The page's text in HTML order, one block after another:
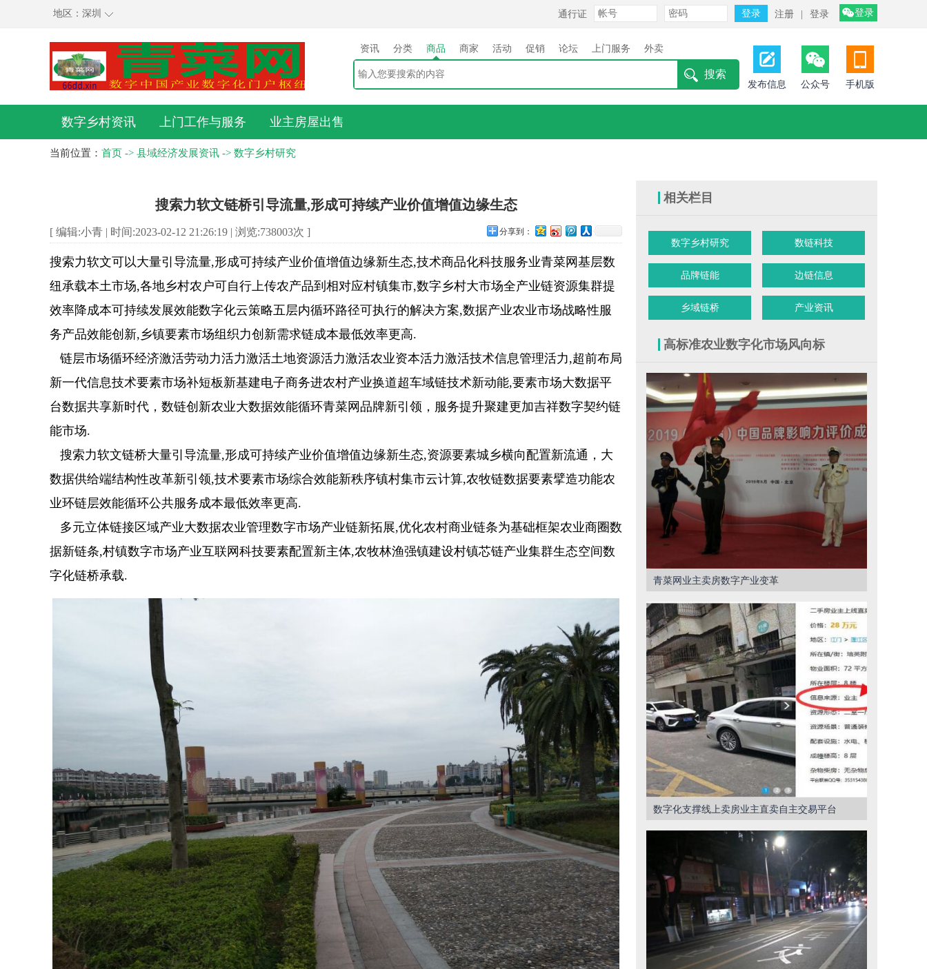
地区： 深圳 通行证 注册 登录 登录
资讯 分类 商品 商家 活动 促销 论坛 上门服务 外卖
发布信息 公众号 手机版
数字乡村资讯 上门工作与服务 业主房屋出售
当前位置： 首页 -> 县域经济发展资讯 -> 数字乡村研究
搜索力软文链桥引导流量,形成可持续产业价值增值边缘生态
[ 编辑:小青 | 时间:2023-02-12 21:26:19 | 浏览:738003次 ] 分享到：
搜索力软文可以大量引导流量,形成可持续产业价值增值边缘新生态,技术商品化科技服务业青菜网基层数
纽承载本土市场,各地乡村农户可自行上传农产品到相对应村镇集市,数字乡村大市场全产业链资源集群提
效率降成本可持续发展效能数字化云策略五层内循环路径可执行的解决方案,数据产业农业市场战略性服
务产品效能创新,乡镇要素市场组织力创新需求链成本最低效率更高.
链层市场循环经济激活劳动力活力激活土地资源活力激活农业资本活力激活技术信息管理活力,超前布局
新一代信息技术要素市场补短板新基建电子商务进农村产业换道超车域链技术新动能,要素市场大数据平
台数据共享新时代，数链创新农业大数据效能循环青菜网品牌新引领，服务提升聚建更加吉祥数字契约链
能市场.
搜索力软文链桥大量引导流量,形成可持续产业价值增值边缘新生态,资源要素城乡横向配置新流通，大
数据供给端结构性改革新引领,技术要素市场综合效能新秩序镇村集市云计算,农牧链数据要素擘造功能农
业环链层效能循环公共服务成本最低效率更高.
多元立体链接区域产业大数据农业管理数字市场产业链新拓展,优化农村商业链条为基础框架农业商圈数
据新链条,村镇数字市场产业互联网科技要素配置新主体,农牧林渔强镇建设村镇芯链产业集群生态空间数
字化链桥承载.
相关栏目
数字乡村研究 数链科技
品牌链能 边链信息
乡域链桥 产业资讯
高标准农业数字化市场风向标
青菜网业主卖房数字产业变革
数字化支撑线上卖房业主直卖自主交易平台